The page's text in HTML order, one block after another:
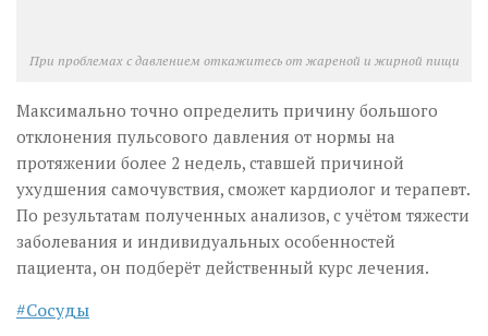
При проблемах с давлением откажитесь от жареной и жирной пищи
Максимально точно определить причину большого
отклонения пульсового давления от нормы на
протяжении более 2 недель, ставшей причиной
ухудшения самочувствия, сможет кардиолог и терапевт.
По результатам полученных анализов, с учётом тяжести
заболевания и индивидуальных особенностей
пациента, он подберёт действенный курс лечения.
Сосуды